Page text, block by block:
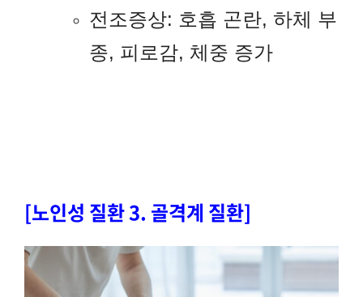
전조증상: 호흡 곤란, 하체 부
종, 피로감, 체중 증가
[노인성 질환 3. 골격계 질환]